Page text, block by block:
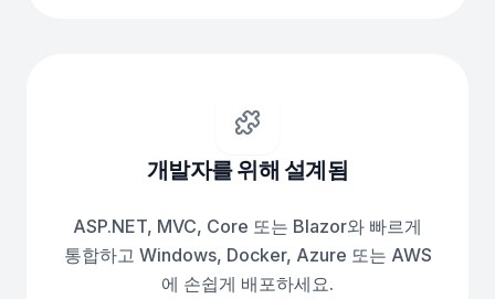
개발자를 위해 설계됨
ASP.NET, MVC, Core 또는 Blazor와 빠르게
통합하고 Windows, Docker, Azure 또는 AWS
에 손쉽게 배포하세요.